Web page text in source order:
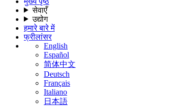
सेवाएँ
उद्योग
हमारे बारे में
फ्रीलांसर
English
Español
简体中文
Deutsch
Français
Italiano
日本語